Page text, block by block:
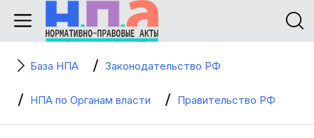
База НПА Законодательство РФ
НПА по Органам власти Правительство РФ